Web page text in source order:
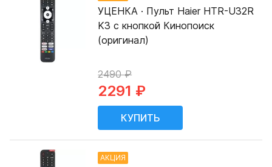
УЦЕНКА · Пульт Haier HTR-U32R
K3 с кнопкой Кинопоиск
(оригинал)
2490 ₽
2291 ₽
АКЦИЯ